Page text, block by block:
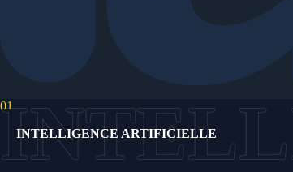
01.
INTELLIGENCE ARTIFICIELLE